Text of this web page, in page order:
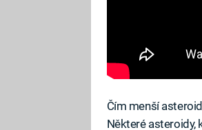
Čím menší
Některé asteroidy,